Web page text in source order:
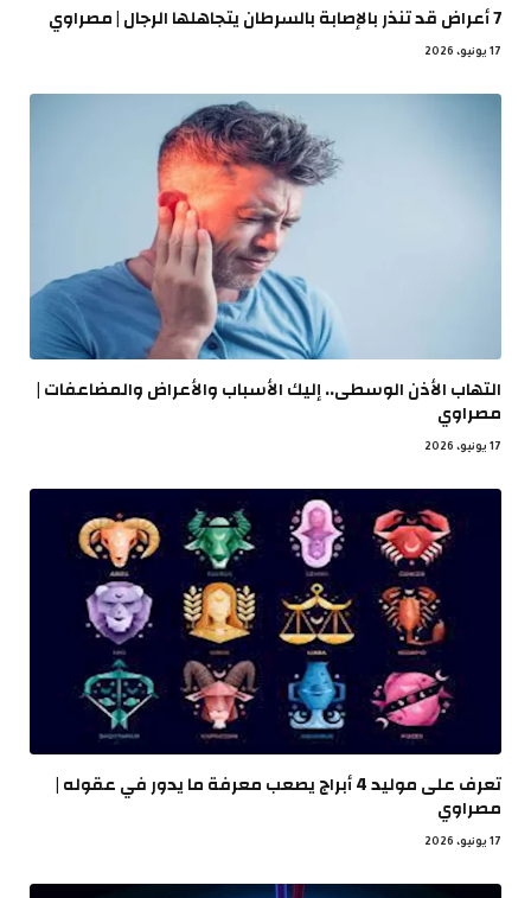
7 أعراض قد تنذر بالإصابة بالسرطان يتجاهلها الرجال | مصراوي
17 يونيو، 2026
التهاب الأذن الوسطى.. إليك الأسباب والأعراض والمضاعفات |
مصراوي
17 يونيو، 2026
تعرف على موليد 4 أبراج يصعب معرفة ما يدور في عقوله |
مصراوي
17 يونيو، 2026